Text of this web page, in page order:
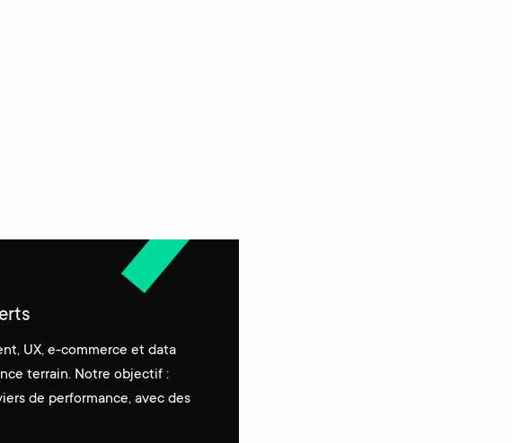
UX, e-commerce et data
terrain. Notre objectif :
de performance, avec des